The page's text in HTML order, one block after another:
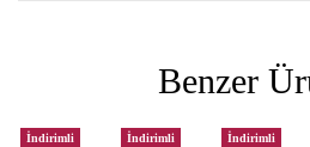
Benzer
İndirimli İndirimli İndirimli